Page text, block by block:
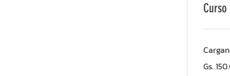
Curso
guaraníes
Gs.